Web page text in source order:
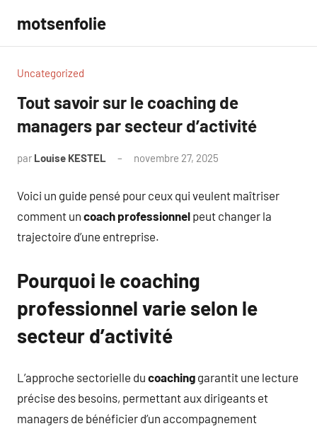
contenu
motsenfolie
Uncategorized
Tout savoir sur le coaching de
managers par secteur d’activité
par Louise KESTEL novembre 27, 2025
Voici un guide pensé pour ceux qui veulent maîtriser
comment un coach professionnel peut changer la
trajectoire d’une entreprise.
Pourquoi le coaching
professionnel varie selon le
secteur d’activité
L’approche sectorielle du coaching garantit une lecture
précise des besoins, permettant aux dirigeants et
managers de bénéficier d’un accompagnement